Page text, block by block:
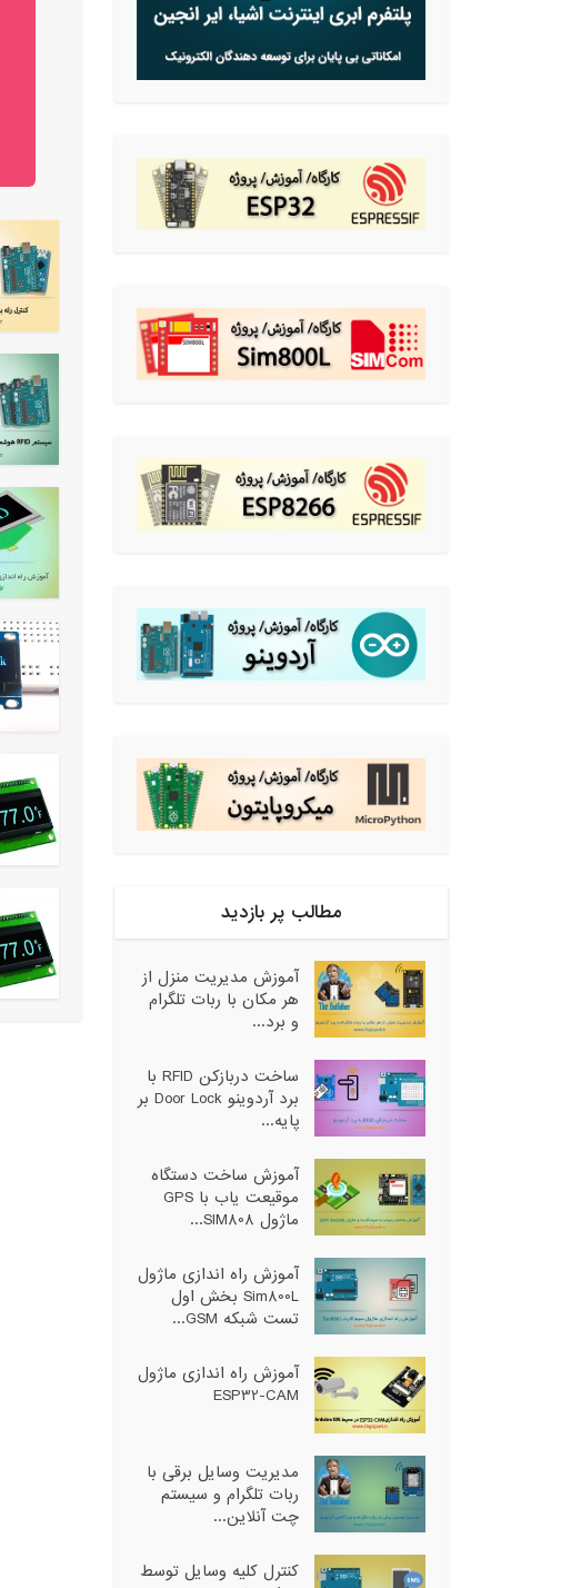
مطالب پر بازدید
آموزش مدیریت منزل از
هر مکان با ربات تلگرام
و برد...
ساخت دربازکن RFID با
برد آردوینو Door Lock بر
پایه...
آموزش ساخت دستگاه
موقیعت یاب با GPS
ماژول SIM808...
آموزش راه اندازی ماژول
Sim800L بخش اول
تست شبکه GSM...
آموزش راه اندازی ماژول
ESP32-CAM
مدیریت وسایل برقی با
ربات تلگرام و سیستم
چت آنلاین...
کنترل کلیه وسایل توسط